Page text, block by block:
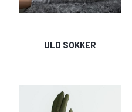
ULD SOKKER